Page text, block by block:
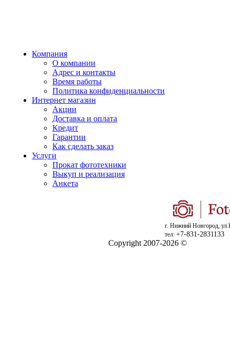
Компания
О компании
Адрес и контакты
Время работы
Политика конфиденциальности
Интернет магазин
Акции
Доставка и оплата
Кредит
Гарантии
Как сделать заказ
Услуги
Прокат фототехники
Выкуп и реализация
Анкета
г. Нижний Новгород,
тел: +7-831-2831133
Copyright 2007-2026 ©